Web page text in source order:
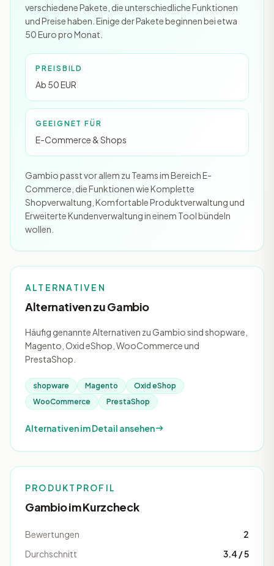
verschiedene Pakete, die unterschiedliche Funktionen
und Preise haben. Einige der Pakete beginnen bei etwa
50 Euro pro Monat.
PREISBILD
Ab 50 EUR
GEEIGNET FÜR
E-Commerce & Shops
Gambio passt vor allem zu Teams im Bereich E-
Commerce, die Funktionen wie Komplette
Shopverwaltung, Komfortable Produktverwaltung und
Erweiterte Kundenverwaltung in einem Tool bündeln
wollen.
ALTERNATIVEN
Alternativen zu Gambio
Häufig genannte Alternativen zu Gambio sind shopware,
Magento, Oxid eShop, WooCommerce und
PrestaShop.
shopware Magento
Oxid eShop
WooCommerce
PrestaShop
Alternativen im Detail ansehen
PRODUKTPROFIL
Gambio im Kurzcheck
Bewertungen
2
Durchschnitt
3.4 / 5